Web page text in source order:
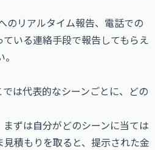
のリアルタイム報告、電話での
いる連絡手段で報告してもらえ
は代表的なシーンごとに、どの
ずは自分がどのシーンに当ては
積もりを取ると、提示された金